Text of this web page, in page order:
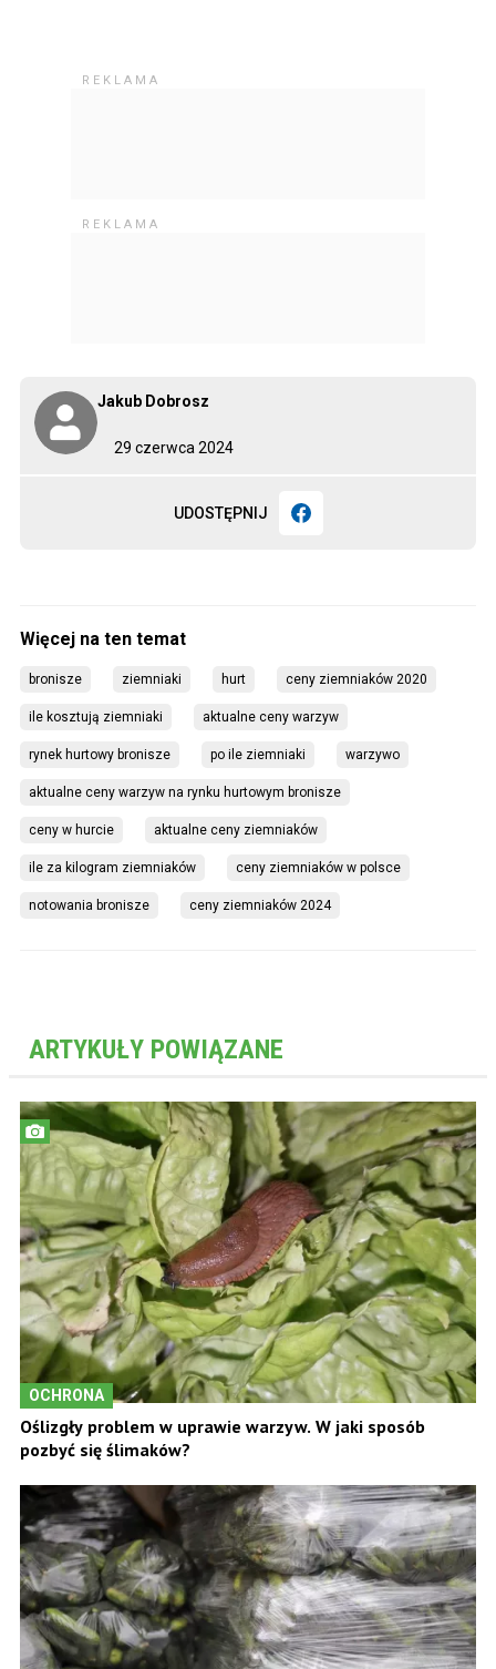
29 czerwca 2024
Jakub Dobrosz
UDOSTĘPNIJ
bronisze ziemniaki hurt ceny ziemniaków 2020
ile kosztują ziemniaki aktualne ceny warzyw
rynek hurtowy bronisze po ile ziemniaki warzywo
aktualne ceny warzyw na rynku hurtowym bronisze
ceny w hurcie aktualne ceny ziemniaków
ile za kilogram ziemniaków ceny ziemniaków w polsce
notowania bronisze ceny ziemniaków 2024
ARTYKUŁY POWIĄZANE
OCHRONA
Oślizgły problem w uprawie warzyw. W jaki sposób
pozbyć się ślimaków?